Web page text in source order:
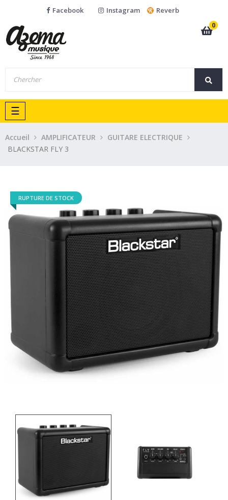
Facebook Instagram
Reverb
0
Basculer
la
navigation
☰
Accueil AMPLIFICATEUR
GUITARE ELECTRIQUE
BLACKSTAR FLY 3
RUPTURE DE STOCK